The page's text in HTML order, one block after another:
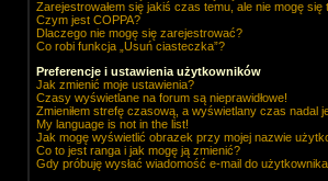
Zarejestrowałem się jakiś czas temu, ale nie mogę się
Czym jest COPPA?
Dlaczego nie mogę się zarejestrować?
Co robi funkcja „Usuń ciasteczka”?
Preferencje i ustawienia użytkowników
Jak zmienić moje ustawienia?
Czasy wyświetlane na forum są nieprawidłowe!
Zmieniłem strefę czasową, a wyświetlany czas nadal
My language is not in the list!
Jak mogę wyświetlić obrazek przy mojej nazwie
Co to jest ranga i jak mogę ją zmienić?
Gdy próbuję wysłać wiadomość e-mail do